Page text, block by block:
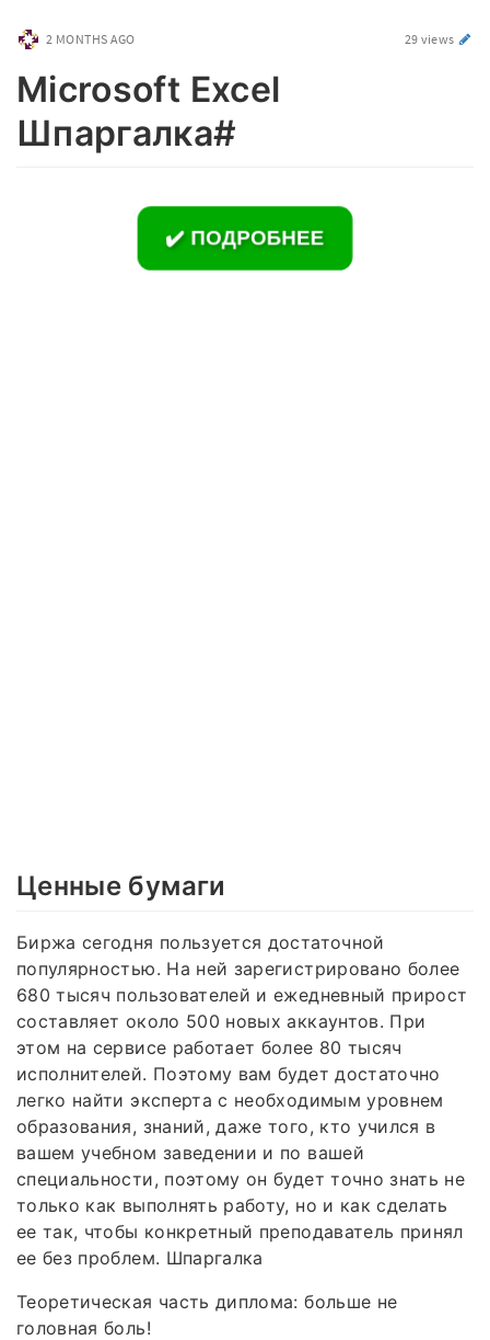
2 MONTHS AGO 29 views
Microsoft Excel
Шпаргалка#
✔️ ПОДРОБНЕЕ
Ценные бумаги
Биржа сегодня пользуется достаточной
популярностью. На ней зарегистрировано более
680 тысяч пользователей и ежедневный прирост
составляет около 500 новых аккаунтов. При
этом на сервисе работает более 80 тысяч
исполнителей. Поэтому вам будет достаточно
легко найти эксперта с необходимым уровнем
образования, знаний, даже того, кто учился в
вашем учебном заведении и по вашей
специальности, поэтому он будет точно знать не
только как выполнять работу, но и как сделать
ее так, чтобы конкретный преподаватель принял
ее без проблем. Шпаргалка
Теоретическая часть диплома: больше не
головная боль!